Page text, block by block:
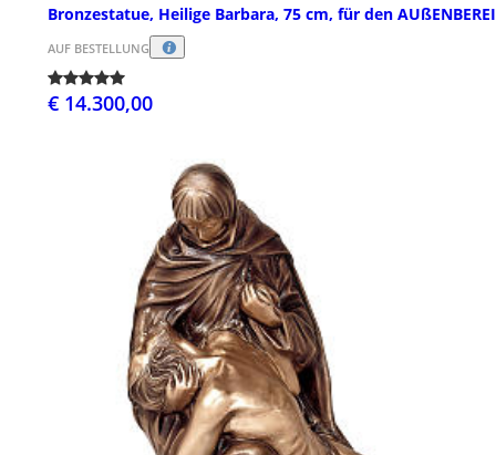
Bronzestatue, Heilige Barbara, 75 cm, für den
AUF BESTELLUNG
€ 14.300,00